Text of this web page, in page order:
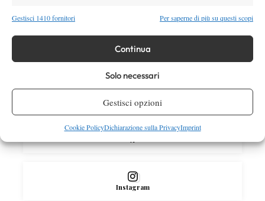
Gestisci 1410 fornitori Per saperne di più su questi scopi
Continua
Solo necessari
Gestisci opzioni
Cookie PolicyDichiarazione sulla PrivacyImprint
SOCIAL
Instagram